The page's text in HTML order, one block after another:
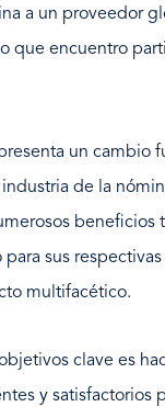
a un proveedor
que encuentro
un cambio
de la
beneficios
sus
multifacético.
clave es
y satisfactorios